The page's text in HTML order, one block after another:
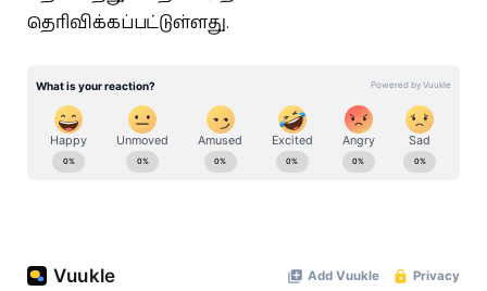
தெரிவிக்கப்பட்டுள்ளது.